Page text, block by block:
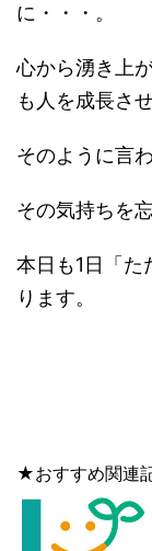
に・・・。
心から湧き上
も人を成長さ
そのように言
その気持ちを
本日も1日「た
ります。
★おすすめ関連